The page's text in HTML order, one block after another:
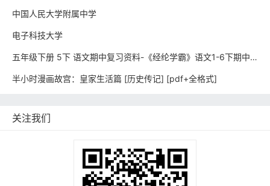
中国人民大学附属中学
电子科技大学
五年级下册 5下 语文期中复习资料-《经纶学霸》语文1-6下期中复习资料
半小时漫画故宫：皇家生活篇 [ 历史传记] [pdf+全格式]
关注我们